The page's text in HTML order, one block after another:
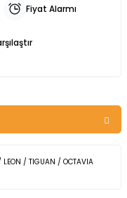
Fiyat Alarmı
LEON / TIGUAN / OCTAVIA